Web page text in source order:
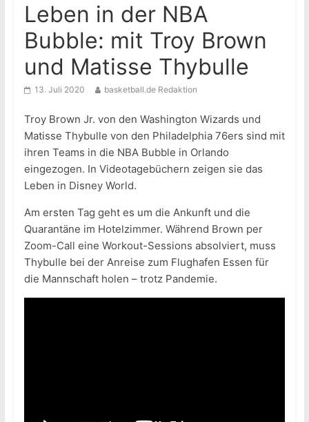
Leben in der NBA
Bubble: mit Troy Brown
und Matisse Thybulle
13. Juli 2020 basketball.de Redaktion
Troy Brown Jr. von den Washington Wizards und
Matisse Thybulle von den Philadelphia 76ers sind mit
ihren Teams in die NBA Bubble in Orlando
eingezogen. In Videotagebüchern zeigen sie das
Leben in Disney World.
Am ersten Tag geht es um die Ankunft und die
Quarantäne im Hotelzimmer. Während Brown per
Zoom-Call eine Workout-Sessions absolviert, muss
Thybulle bei der Anreise zum Flughafen Essen für
die Mannschaft holen – trotz Pandemie.